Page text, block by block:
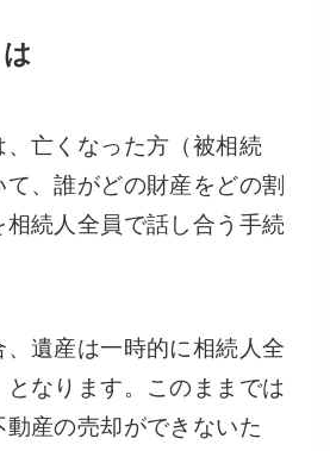
亡くなった方（被相続
、誰がどの財産をどの割
続人全員で話し合う手続
遺産は一時的に相続人全
となります。このままでは
産の売却ができないた